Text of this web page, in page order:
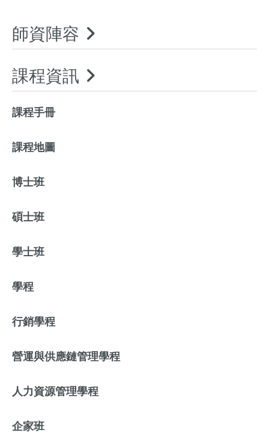
師資陣容
課程資訊
課程手冊
課程地圖
博士班
碩士班
學士班
學程
行銷學程
營運與供應鏈管理學程
人力資源管理學程
企家班